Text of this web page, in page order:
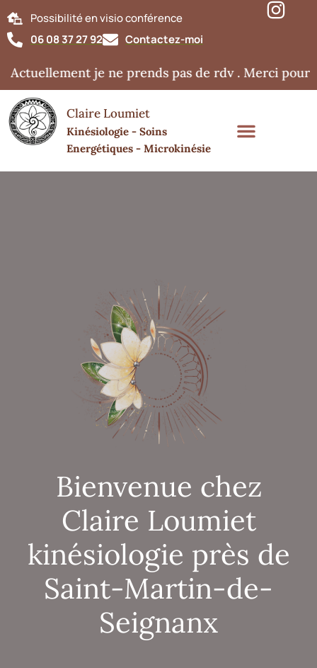
Possibilité en visio conférence
06 08 37 27 92
Contactez-moi
je ne prends pas de rdv . Merci pour
Claire Loumiet
Kinésiologie - Soins
Energétiques - Microkinésie
Bienvenue chez
Claire Loumiet
kinésiologie près de
Saint-Martin-de-
Seignanx